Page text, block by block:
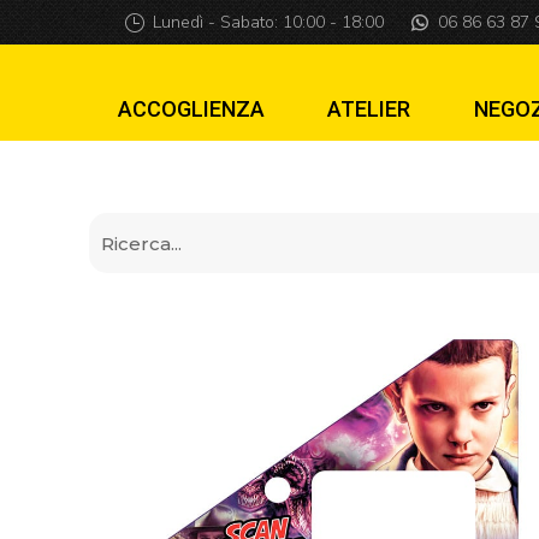
Insider pro V2
Lunedì - Sabato: 10:00 - 18:00 06 86 63 87
ACCOGLIENZA ATELIER